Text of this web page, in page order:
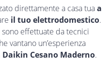
direttamente a casa tuaa
il tuo elettrodomestico.
effettuate da tecnici
vantano un’esperienza
Cesano Maderno.